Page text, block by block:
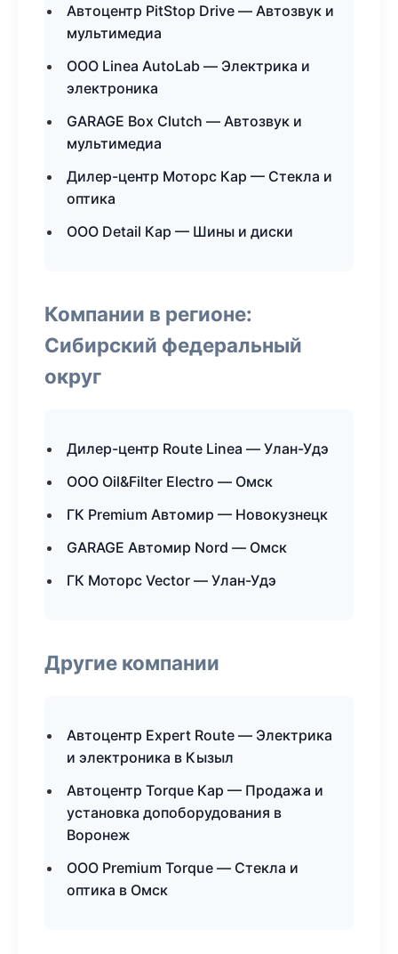
Автоцентр PitStop Drive — Автозвук и
мультимедиа
ООО Linea AutoLab — Электрика и
электроника
GARAGE Box Clutch — Автозвук и
мультимедиа
Дилер-центр Моторс Кар — Стекла и
оптика
ООО Detail Кар — Шины и диски
Компании в регионе:
Сибирский федеральный
округ
Дилер-центр Route Linea — Улан-Удэ
ООО Oil&Filter Electro — Омск
ГК Premium Автомир — Новокузнецк
GARAGE Автомир Nord — Омск
ГК Моторс Vector — Улан-Удэ
Другие компании
Автоцентр Expert Route — Электрика
и электроника в Кызыл
Автоцентр Torque Кар — Продажа и
установка допоборудования в
Воронеж
ООО Premium Torque — Стекла и
оптика в Омск